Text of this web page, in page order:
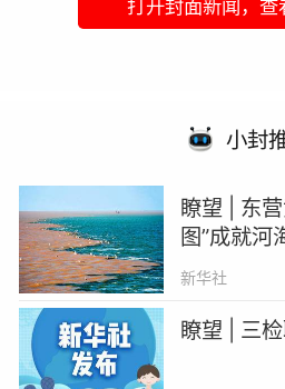
打开封面新闻，查
小封
瞭望 | 东
图”成就河
新华社
瞭望 | 三